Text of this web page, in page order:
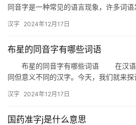
同音字是一种常见的语言现象，许多词
同…
汉字 2024年12月17日
布星的同音字有哪些词语
布星的同音字有哪些词语 在汉语
同但意义不同的汉字。今天，我们就来探
汉字 2024年12月17日
国药准字j是什么意思